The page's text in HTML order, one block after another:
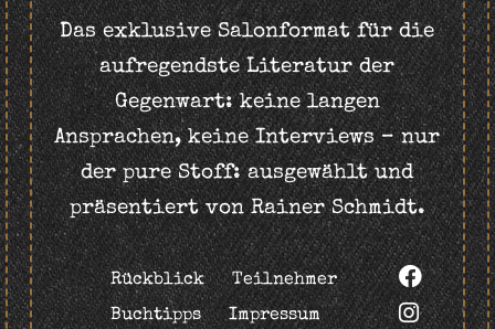
Das exklusive Salonformat für die
aufregendste Literatur der
Gegenwart: keine langen
Ansprachen, keine Interviews – nur
der pure Stoff: ausgewählt und
präsentiert von Rainer Schmidt.
Rückblick
Teilnehmer
Buchtipps
Impressum